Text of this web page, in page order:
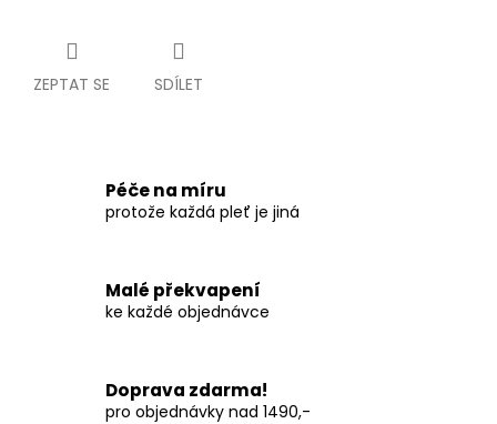
ZEPTAT SE SDÍLET
Péče na míru
protože každá pleť je jiná
Malé překvapení
ke každé objednávce
Doprava zdarma!
pro objednávky nad 1490,-